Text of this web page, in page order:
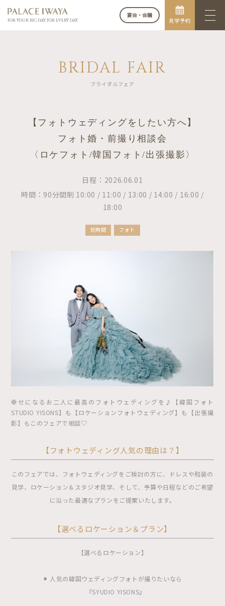
FOR YOUR BIG DAY. FOR EVERY DAY.
宴会・会議
見学予約
BRIDAL FAIR
ブライダルフェア
【フォトウェディングをしたい方へ】
フォト婚・前撮り相談会
〈ロケフォト/韓国フォト/出張撮影〉
日程：2026.06.01
時間：90分間制 10:00 / 11:00 / 13:00 / 14:00 / 16:00 /
18:00
短時間 フォト
幸せになるお二人に最高のフォトウェディングを♪【韓国フォト
STUDIO YISONS】も【ロケーションフォトウェディング】も【出張撮
影】もこのフェアで相談♡
【フォトウェディング人気の理由は？】
このフェアでは、フォトウェディングをご検討の方に、ドレスや和装の
見学、ロケーション＆スタジオ見学、そして、予算や日程などのご希望
に沿った最適なプランをご提案いたします。
【選べるロケーション＆プラン】
【選べるロケーション】
⚫︎ 人気の韓国ウェディングフォトが撮りたいなら
『SYUDIO YISONS』